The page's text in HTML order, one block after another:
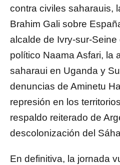
contra civiles saharauis,
Brahim Gali sobre
alcalde de Ivry-sur-
político Naama Asfari, la
saharaui en Uganda y
denuncias de Aminetu
represión en los
respaldo reiterado de
descolonización del
En definitiva, la jornada